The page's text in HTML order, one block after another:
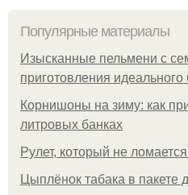
Популярные материалы
Изысканные пельмени с
приготовления идеального
Корнишоны на зиму: как
литровых банках
Рулет, который не
Цыплёнок табака в пакете